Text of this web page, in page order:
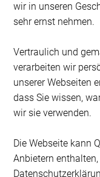
wir in unseren
sehr ernst nehmen.
Vertraulich und
verarbeiten wir
unserer Webseiten
dass Sie wissen,
wir sie verwenden.
Die Webseite kann
Anbietern